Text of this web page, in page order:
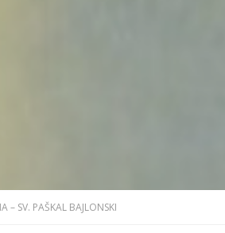
– SV. PAŠKAL BAJLONSKI